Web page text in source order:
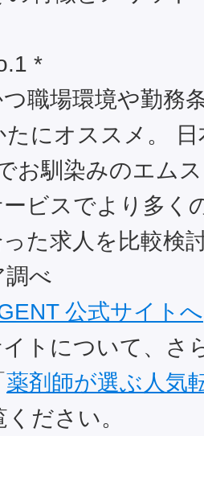
*
職場環境や勤務
たにオススメ。
お馴染みのエム
ビスでより多く
た求人を比較検
調べ
公式サイトへ
トについて、さ
薬剤師が選ぶ人気
ください。